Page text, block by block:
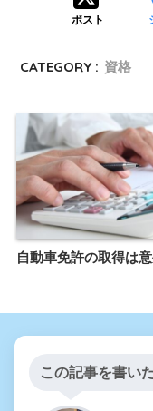
ポスト
CATEGORY : 資格
自動車免許の取得は
この記事を書い